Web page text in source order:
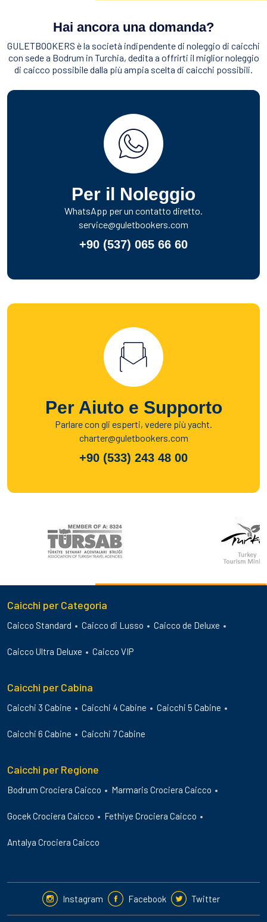
Hai ancora una domanda?
GULETBOOKERS è la società indipendente di noleggio di caicchi
con sede a Bodrum in Turchia, dedita a offrirti il miglior noleggio
di caicco possibile dalla più ampia scelta di caicchi possibili.
Per il Noleggio
WhatsApp per un contatto diretto.
service@guletbookers.com
+90 (537) 065 66 60
Per Aiuto e Supporto
Parlare con gli esperti, vedere più yacht.
charter@guletbookers.com
+90 (533) 243 48 00
Caicchi per Categoria
Caicco Standard Caicco di Lusso Caicco de Deluxe
Caicco Ultra Deluxe Caicco VIP
Caicchi per Cabina
Caicchi 3 Cabine Caicchi 4 Cabine Caicchi 5 Cabine
Caicchi 6 Cabine Caicchi 7 Cabine
Caicchi per Regione
Bodrum Crociera Caicco Marmaris Crociera Caicco
Gocek Crociera Caicco Fethiye Crociera Caicco
Antalya Crociera Caicco
Instagram Facebook Twitter